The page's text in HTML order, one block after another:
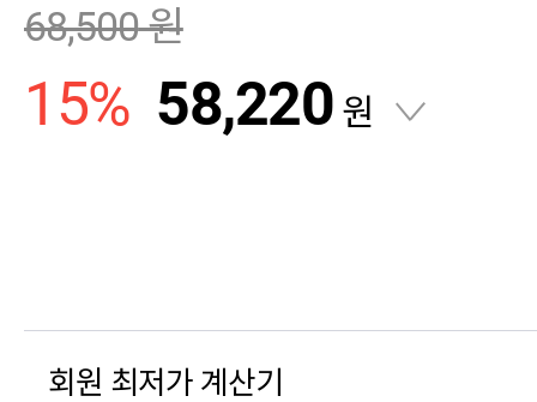
68,500원
15% 58,220 원
회원 최저가 계산기